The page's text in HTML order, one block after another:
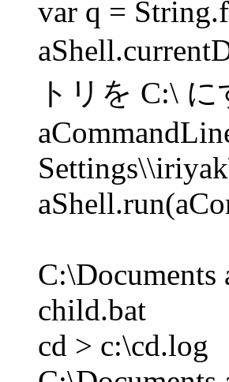
var q =
トリを C:\ に
child.bat
cd > c:\cd.log